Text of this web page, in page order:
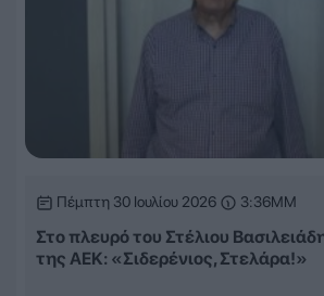
Πέμπτη 30 Ιουλίου 2026 3:36ΜΜ
Στο πλευρό του Στέλιου
της ΑΕΚ: «Σιδερένιος, Στελάρα!»